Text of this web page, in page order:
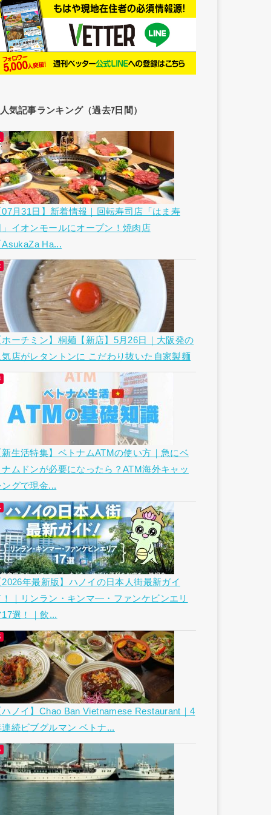
人気記事ランキング（過去7日間）
07月31日】新着情報｜回転寿司店「はま寿
」イオンモールにオープン！焼肉店
AsukaZa Ha...
ホーチミン】桐麺【新店】5月26日｜大阪発の
気店がレタントンに こだわり抜いた自家製麺
新生活特集】ベトナムATMの使い方｜急にベ
ナムドンが必要になったら？ATM海外キャッ
ングで現金...
2026年最新版】ハノイの日本人街最新ガイ
！｜リンラン・キンマ―・ファンケビンエリ
17選！｜飲...
ハノイ】Chao Ban Vietnamese Restaurant｜4
連続ビブグルマン ベトナ...